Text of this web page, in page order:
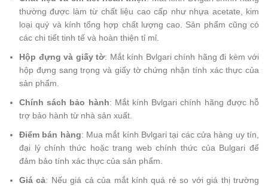
thường được làm từ chất liệu cao cấp như nhựa acetate, kim
loại quý và kính tổng hợp chất lượng cao. Sản phẩm cũng có
các chi tiết tinh tế và hoàn thiện tỉ mỉ.
Hộp đựng và giấy tờ: Mắt kính Bvlgari chính hãng đi kèm với
hộp đựng sang trọng và giấy tờ chứng nhận tính xác thực của
sản phẩm.
Chính sách bảo hành: Mắt kính Bvlgari chính hãng được hỗ
trợ bảo hành từ nhà sản xuất.
Điểm bán hàng: Mua mắt kính Bvlgari tại các cửa hàng uy tín,
đại lý chính thức hoặc trang web chính thức của Bulgari để
đảm bảo tính xác thực của sản phẩm.
Giá cả: Nếu giá cả của mắt kính quá rẻ so với giá thị trường